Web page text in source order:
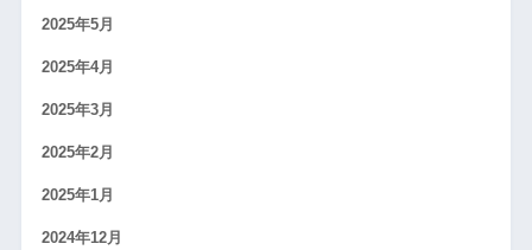
2025年5月
2025年4月
2025年3月
2025年2月
2025年1月
2024年12月